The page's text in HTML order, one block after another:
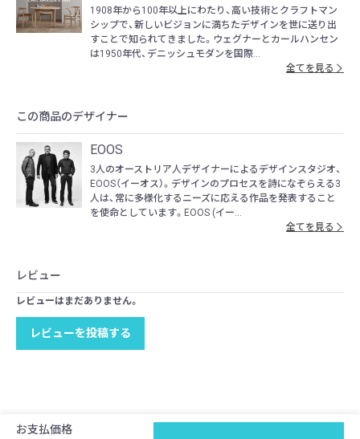
1908年から100年以上にわたり、高い技術とクラフトマン
シップで、新しいビジョンに満ちたデザインを世に送り出
すことで知られてきました。ウェグナーとカールハンセン
は1950年代、デニッシュモダンを国際...
全てを見る
この商品のデザイナー
EOOS
3人のオーストリア人デザイナーによるデザインスタジオ、
EOOS（イーオス）。デザインのプロセスを詩になぞらえる3
人は、常に多様化するニーズに応える作品を発表すること
を使命としています。EOOS (イー...
全てを見る
レビュー
レビューはまだありません。
レビューを投稿する
お支払価格